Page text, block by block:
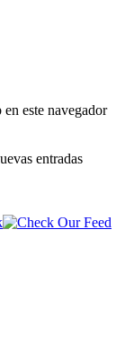
este navegador
entradas